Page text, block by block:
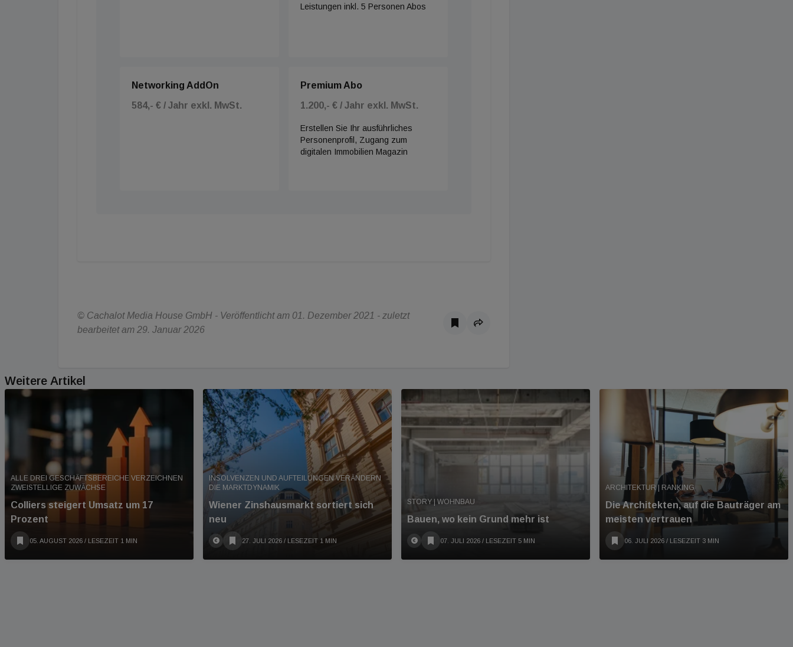
Leistungen inkl. 5 Personen Abos
Networking AddOn
584,- € / Jahr exkl. MwSt.
Premium Abo
1.200,- € / Jahr exkl. MwSt.
Erstellen Sie Ihr ausführliches
Personenprofil, Zugang zum
digitalen Immobilien Magazin
© Cachalot Media House GmbH - Veröffentlicht am 01. Dezember 2021 - zuletzt
bearbeitet am 29. Januar 2026
Weitere Artikel
ALLE DREI GESCHÄFTSBEREICHE VERZEICHNEN
ZWEISTELLIGE ZUWÄCHSE
Colliers steigert Umsatz um 17
Prozent
05. AUGUST 2026 / LESEZEIT 1 MIN
INSOLVENZEN UND AUFTEILUNGEN VERÄNDERN
DIE MARKTDYNAMIK
Wiener Zinshausmarkt sortiert sich
neu
27. JULI 2026 / LESEZEIT 1 MIN
STORY | WOHNBAU
Bauen, wo kein Grund mehr ist
07. JULI 2026 / LESEZEIT 5 MIN
ARCHITEKTUR | RANKING
Die Architekten, auf die Bauträger am
meisten vertrauen
06. JULI 2026 / LESEZEIT 3 MIN